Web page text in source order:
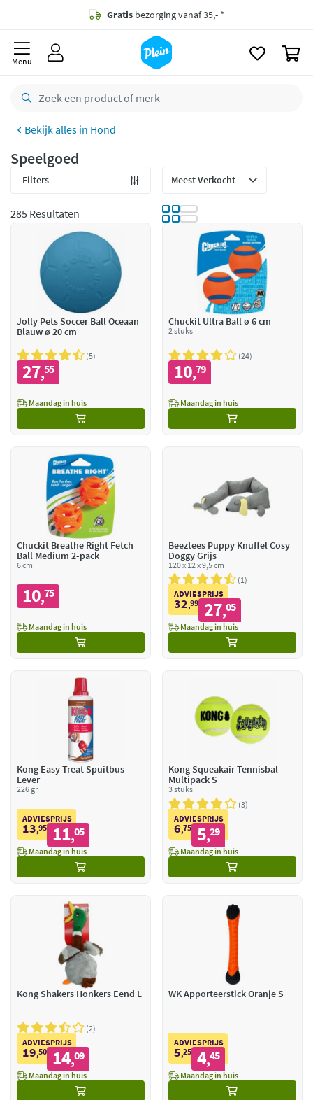
Gratis bezorging vanaf 35,- *
besteld,maandag
retourneren
Menu
Hond
Speelgoed
Filters
285 Resultaten
Jolly Pets Soccer Ball Oceaan
Blauw ø 20 cm
5
27,55
Maandag in huis
Chuckit Ultra Ball ø 6 cm
2 stuks
24
10,79
Maandag in huis
Chuckit Breathe Right Fetch
Ball Medium 2-pack
6 cm
10,75
Maandag in huis
Beeztees Puppy Knuffel Cosy
Doggy Grijs
120 x 12 x 9,5 cm
1
ADVIESPRIJS
32,99 27,05
Maandag in huis
Kong Easy Treat Spuitbus
Lever
226 gr
ADVIESPRIJS
13,95 11,05
Maandag in huis
Kong Squeakair Tennisbal
Multipack S
3 stuks
3
ADVIESPRIJS
6,75 5,29
Maandag in huis
Kong Shakers Honkers Eend L
2
ADVIESPRIJS
19,50 14,09
Maandag in huis
WK Apporteerstick Oranje S
ADVIESPRIJS
5,25 4,45
Maandag in huis